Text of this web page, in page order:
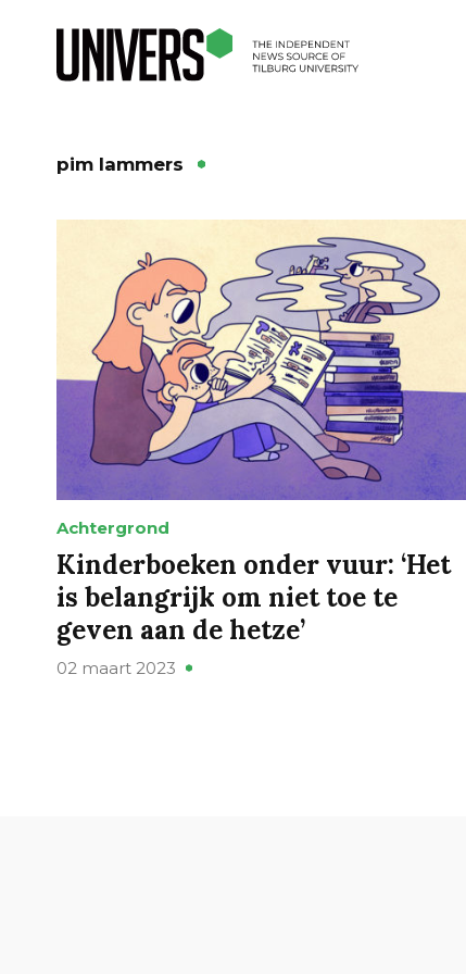
pim lammers
Achtergrond
Kinderboeken onder vuur: ‘Het
is belangrijk om niet toe te
geven aan de hetze’
02 maart 2023